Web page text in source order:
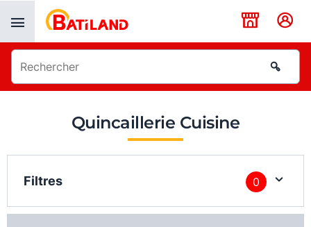
Quincaillerie Cuisine
Filtres 0
Panneau de gestion des cookies